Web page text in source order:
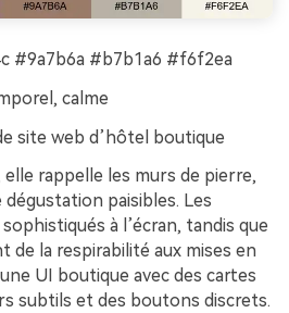
#9a7b6a #b7b1a6 #f6f2ea
calme
site web d’hôtel boutique
rappelle les murs de pierre,
paisibles. Les
à l’écran, tandis que
de la respirabilité aux mises en
UI boutique avec des cartes
subtils et des boutons discrets.